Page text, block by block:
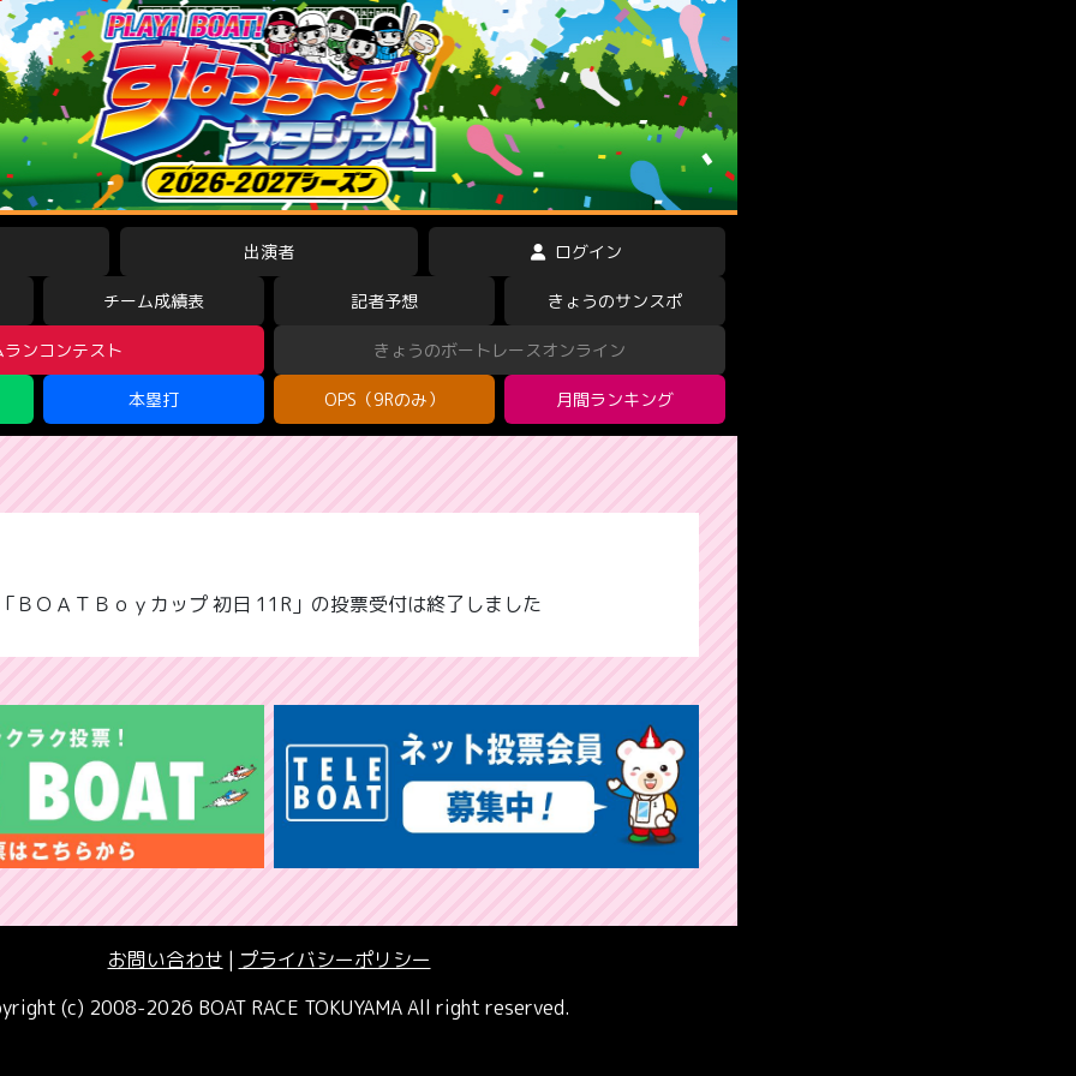
出演者 ログイン
チーム成績表 記者予想 きょうのサンスポ
ンコンテスト きょうのボートレースオンライン
本塁打 OPS（9Rのみ） 月間ランキング
ＢＯＡＴＢｏｙカップ 初日 11R」の投票受付は終了しました
お問い合わせ | プライバシーポリシー
(c) 2008-2026 BOAT RACE TOKUYAMA All right reserved.